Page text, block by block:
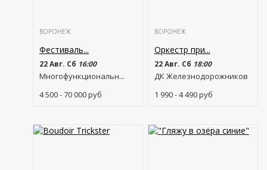
ВОРОНЕЖ
Фестиваль...
22 Авг. Сб 16:00
Многофункциональн...
4 500 - 70 000руб
ВОРОНЕЖ
Оркестр при...
22 Авг. Сб 18:00
ДК Железнодорожников
1 990 - 4 490руб